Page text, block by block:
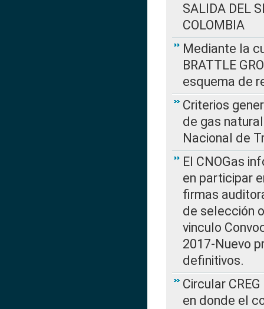
SALIDA DEL
COLOMBIA
Mediante la
BRATTLE
esquema de
Criterios
de gas
Nacional de
El CNOGas
en participar
firmas
de selección
vinculo
2017-Nuevo
definitivos.
Circular
en donde el